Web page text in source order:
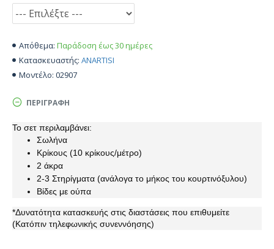
Απόθεμα: Παράδοση έως 30 ημέρες
Κατασκευαστής: ANARTISI
Μοντέλο: 02907
ΠΕΡΙΓΡΑΦΉ
Το σετ περιλαμβάνει:
Σωλήνα
Κρίκους (10 κρίκους/μέτρο)
2 άκρα
2-3 Στηρίγματα (ανάλογα το μήκος του κουρτινόξυλου)
Βίδες με ούπα
*Δυνατότητα κατασκευής στις διαστάσεις που επιθυμείτε
(Κατόπιν τηλεφωνικής συνεννόησης)